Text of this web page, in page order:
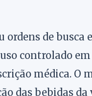
de busca
controlado
médica. O
das bebidas